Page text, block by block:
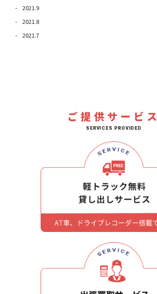
2021.9
2021.8
2021.7
ご提供サービス